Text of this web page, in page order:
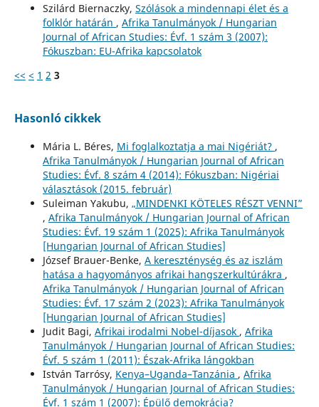
Szilárd Biernaczky, Szólások a mindennapi élet és a
folklór határán , Afrika Tanulmányok / Hungarian
Journal of African Studies: Évf. 1 szám 3 (2007):
Fókuszban: EU-Afrika kapcsolatok
<< < 1 2 3
Hasonló cikkek
Mária L. Béres, Mi foglalkoztatja a mai Nigériát? ,
Afrika Tanulmányok / Hungarian Journal of African
Studies: Évf. 8 szám 4 (2014): Fókuszban: Nigériai
választások (2015. február)
Suleiman Yakubu, „MINDENKI KÖTELES RÉSZT VENNI”
, Afrika Tanulmányok / Hungarian Journal of African
Studies: Évf. 19 szám 1 (2025): Afrika Tanulmányok
[Hungarian Journal of African Studies]
József Brauer-Benke, A kereszténység és az iszlám
hatása a hagyományos afrikai hangszerkultúrákra ,
Afrika Tanulmányok / Hungarian Journal of African
Studies: Évf. 17 szám 2 (2023): Afrika Tanulmányok
[Hungarian Journal of African Studies]
Judit Bagi, Afrikai irodalmi Nobel-díjasok , Afrika
Tanulmányok / Hungarian Journal of African Studies:
Évf. 5 szám 1 (2011): Észak-Afrika lángokban
István Tarrósy, Kenya–Uganda–Tanzánia , Afrika
Tanulmányok / Hungarian Journal of African Studies:
Évf. 1 szám 1 (2007): Épülő demokrácia?